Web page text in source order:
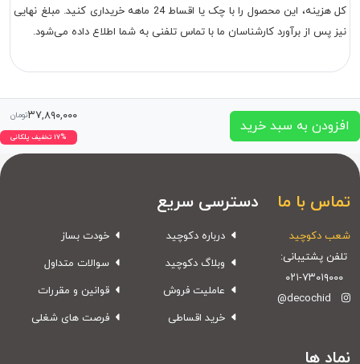
کل هزینه، این محصول را با چک یا اقساط 24 ماهه خریداری کنید. مبلغ نهایی
نیز پس از برآورد کارشناسان ما با تماس تلفنی به شما اطلاع داده می‌شود.
افزودن به سبد خرید
۳۷,۸۹۰,۰۰۰تومان
۱۷% تخفیف پلکانی
تماس با ما
شعب دکوچید
تلفن پشتیبانی:
۰۲۱-۷۳۰۱۹۰۰۰
@decochid
دسترسی سریع
درباره دکوچید
وبلاگ دکوچید
عاملیت فروش
خرید اقساطی
خودت بساز
سوالات متداول
قوانین و مقررات
فرصت های شغلی
نماد ها